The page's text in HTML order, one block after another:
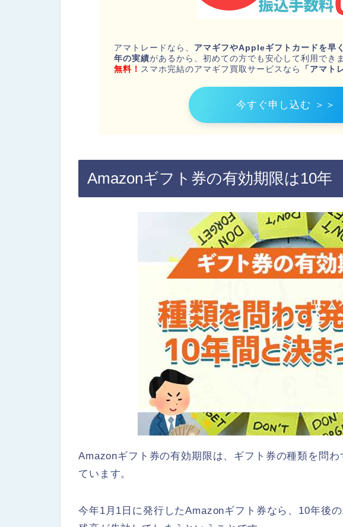
アマトレードなら、 アマギフやAppleギフトカードを早
年の実績があるから、初めての方でも安心して利用でき
無料！ スマホ完結のアマギフ買取サービスなら 「アマト
今すぐ申し込む ＞＞
Amazonギフト券の有効期限は10年
Amazonギフト券の有効期限は、ギフト券の種類を問わ
ています。
今年1月1日に発行したAmazonギフト券なら、10年後